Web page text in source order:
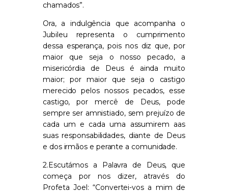
chamados”.
Ora, a indulgência que acompanha o
Jubileu representa o cumprimento
dessa esperança, pois nos diz que, por
maior que seja o nosso pecado, a
misericórdia de Deus é ainda muito
maior; por maior que seja o castigo
merecido pelos nossos pecados, esse
castigo, por mercê de Deus, pode
sempre ser amnistiado, sem prejuízo de
cada um e cada uma assumirem aas
suas responsabilidades, diante de Deus
e dos irmãos e perante a comunidade.
2.Escutámos a Palavra de Deus, que
começa por nos dizer, através do
Profeta Joel: “Convertei-vos a mim de